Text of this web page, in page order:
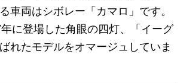
車両はシボレー「カマロ」です。
に登場した角眼の四灯、「イーグ
れたモデルをオマージュしていま